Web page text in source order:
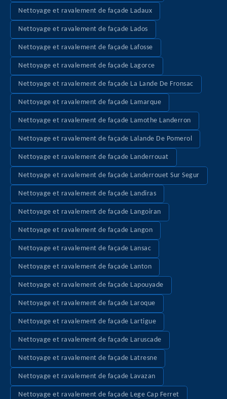
Nettoyage et ravalement de façade Ladaux
Nettoyage et ravalement de façade Lados
Nettoyage et ravalement de façade Lafosse
Nettoyage et ravalement de façade Lagorce
Nettoyage et ravalement de façade La Lande De Fronsac
Nettoyage et ravalement de façade Lamarque
Nettoyage et ravalement de façade Lamothe Landerron
Nettoyage et ravalement de façade Lalande De Pomerol
Nettoyage et ravalement de façade Landerrouat
Nettoyage et ravalement de façade Landerrouet Sur Segur
Nettoyage et ravalement de façade Landiras
Nettoyage et ravalement de façade Langoiran
Nettoyage et ravalement de façade Langon
Nettoyage et ravalement de façade Lansac
Nettoyage et ravalement de façade Lanton
Nettoyage et ravalement de façade Lapouyade
Nettoyage et ravalement de façade Laroque
Nettoyage et ravalement de façade Lartigue
Nettoyage et ravalement de façade Laruscade
Nettoyage et ravalement de façade Latresne
Nettoyage et ravalement de façade Lavazan
Nettoyage et ravalement de façade Lege Cap Ferret